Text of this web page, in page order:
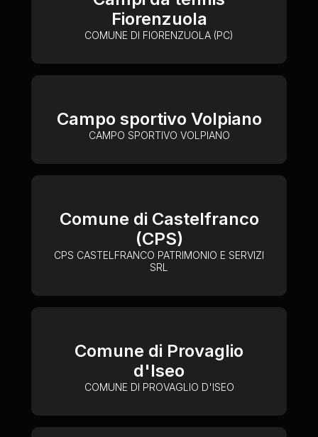
Fiorenzuola
COMUNE DI FIORENZUOLA (PC)
Campo sportivo Volpiano
CAMPO SPORTIVO VOLPIANO
Comune di Castelfranco
(CPS)
CPS CASTELFRANCO PATRIMONIO E SERVIZI
SRL
Comune di Provaglio
d'Iseo
COMUNE DI PROVAGLIO D'ISEO